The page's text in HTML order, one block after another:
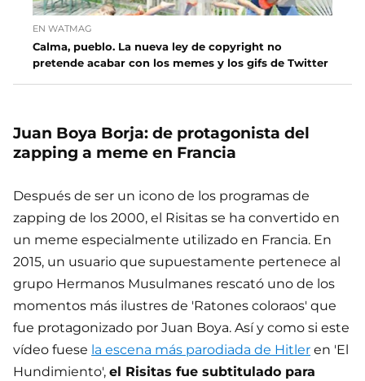
EN WATMAG
Calma, pueblo. La nueva ley de copyright no
pretende acabar con los memes y los gifs de Twitter
Juan Boya Borja: de protagonista del
zapping a meme en Francia
Después de ser un icono de los programas de
zapping de los 2000, el Risitas se ha convertido en
un meme especialmente utilizado en Francia. En
2015, un usuario que supuestamente pertenece al
grupo Hermanos Musulmanes rescató uno de los
momentos más ilustres de 'Ratones coloraos' que
fue protagonizado por Juan Boya. Así y como si este
vídeo fuese la escena más parodiada de Hitler en 'El
Hundimiento', el Risitas fue subtitulado para